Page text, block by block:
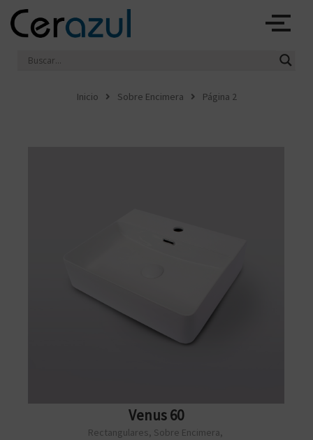
Inicio Sobre Encimera Página 2
Venus 60
Rectangulares, Sobre Encimera,